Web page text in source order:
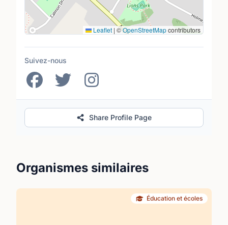
Leaflet | ©OpenStreetMapcontributors
Suivez-nous
Share Profile Page
Organismes similaires
Éducation et écoles